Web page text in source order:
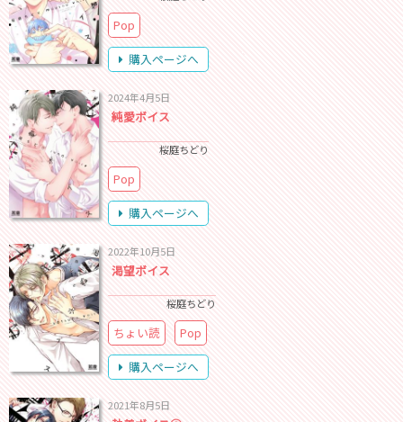
Pop
購入ページへ
2024年4月5日
純愛ボイス
桜庭ちどり
Pop
購入ページへ
2022年10月5日
渇望ボイス
桜庭ちどり
ちょい読
Pop
購入ページへ
2021年8月5日